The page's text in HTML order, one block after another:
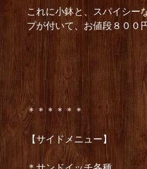
これに小鉢と、スパイシー
プが付いて、お値段８００円
＊＊＊＊＊＊
【サイドメニュー】